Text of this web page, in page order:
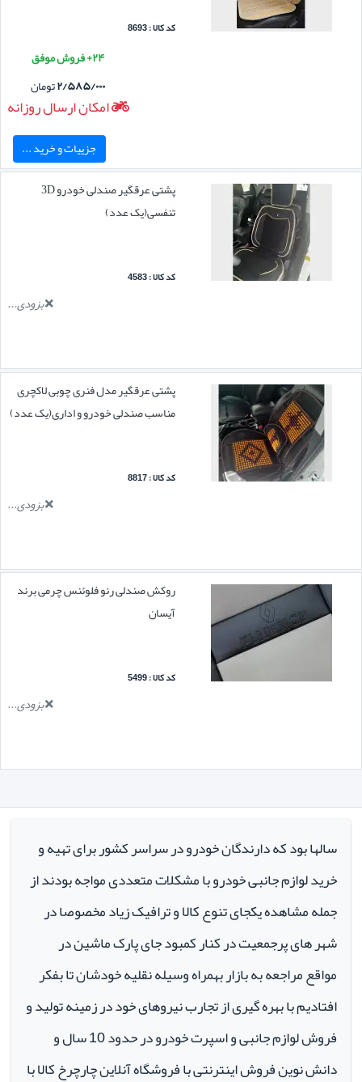
کد کالا : 8693
۲۴+ فروش موفق
۲/۵۸۵/۰۰۰تومان
امکان ارسال روزانه
جزییات و خرید ...
پشتی عرقگیر صندلی خودرو 3D
تنفسی(یک عدد)
کد کالا : 4583
بزودی...
پشتی عرقگیر مدل فنری چوبی لاکچری
مناسب صندلی خودرو و اداری(یک عدد)
کد کالا : 8817
بزودی...
روکش صندلی رنو فلوئنس چرمی برند
آیسان
کد کالا : 5499
بزودی...
سالها بود که دارندگان خودرو در سراسر کشور برای تهیه و
خرید لوازم جانبی خودرو با مشکلات متعددی مواجه بودند از
جمله مشاهده یکجای تنوع کالا و ترافیک زیاد مخصوصا در
شهر های پرجمعیت در کنار کمبود جای پارک ماشین در
مواقع مراجعه به بازار بهمراه وسیله نقلیه خودشان تا بفکر
افتادیم با بهره گیری از تجارب نیروهای خود در زمینه تولید و
فروش لوازم جانبی و اسپرت خودرو در حدود 10 سال و
دانش نوین فروش اینترنتی با فروشگاه آنلاین چارچرخ کالا با